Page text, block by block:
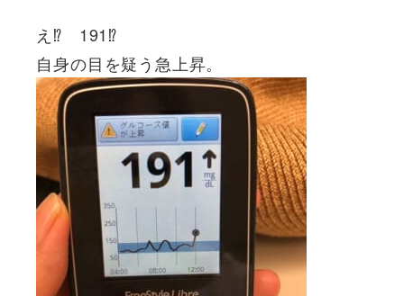
え⁉ 191⁉
自身の目を疑う急上昇。